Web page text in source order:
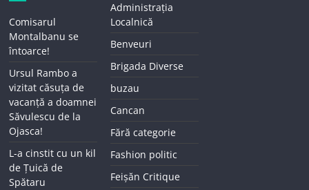
Comisarul
Montalbanu se
întoarce!
Ursul Rambo a
vizitat căsuța de
vacanță a doamnei
Săvulescu de la
Ojasca!
L-a cinstit cu un kil
de Țuică de
Spătaru
Administrația
Localnică
Benveuri
Brigada Diverse
buzau
Cancan
Fără categorie
Fashion politic
Feișăn Critique